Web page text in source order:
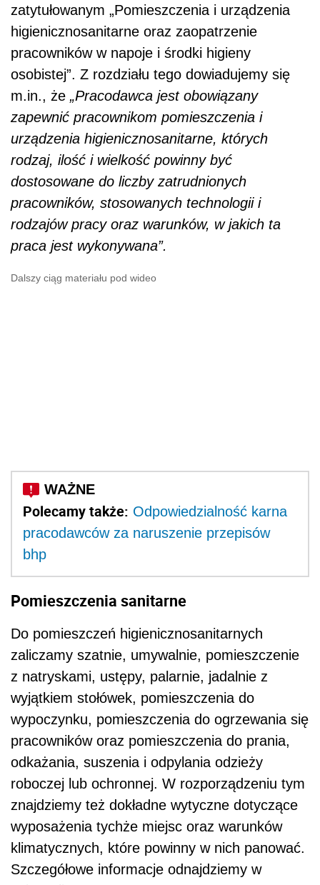
zatytułowanym „Pomieszczenia i urządzenia
higienicznosanitarne oraz zaopatrzenie
pracowników w napoje i środki higieny
osobistej”. Z rozdziału tego dowiadujemy się
m.in., że „Pracodawca jest obowiązany
zapewnić pracownikom pomieszczenia i
urządzenia higienicznosanitarne, których
rodzaj, ilość i wielkość powinny być
dostosowane do liczby zatrudnionych
pracowników, stosowanych technologii i
rodzajów pracy oraz warunków, w jakich ta
praca jest wykonywana”.
Dalszy ciąg materiału pod wideo
Polecamy także: Odpowiedzialność karna
pracodawców za naruszenie przepisów
bhp
Pomieszczenia sanitarne
Do pomieszczeń higienicznosanitarnych
zaliczamy szatnie, umywalnie, pomieszczenie
z natryskami, ustępy, palarnie, jadalnie z
wyjątkiem stołówek, pomieszczenia do
wypoczynku, pomieszczenia do ogrzewania się
pracowników oraz pomieszczenia do prania,
odkażania, suszenia i odpylania odzieży
roboczej lub ochronnej. W rozporządzeniu tym
znajdziemy też dokładne wytyczne dotyczące
wyposażenia tychże miejsc oraz warunków
klimatycznych, które powinny w nich panować.
Szczegółowe informacje odnajdziemy w